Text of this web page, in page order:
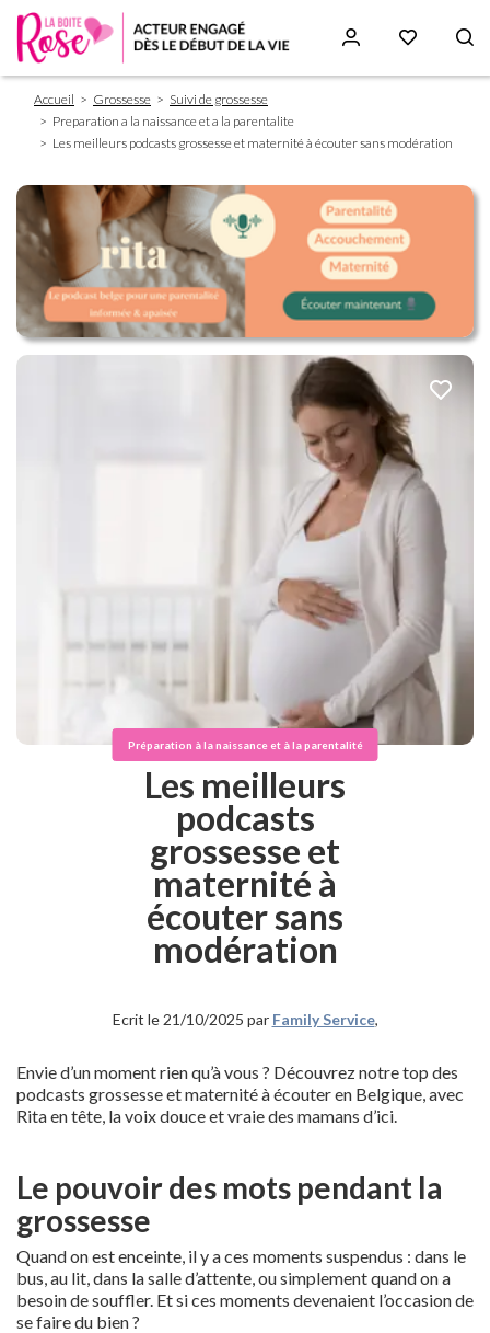
contenu
Fil
d'Ariane
Accueil Grossesse
Suivi de grossesse
Preparation a la naissance et a la parentalite
Les meilleurs podcasts grossesse et maternité à écouter sans modération
Préparation à la naissance et à la parentalité
Les meilleurs
podcasts
grossesse et
maternité à
écouter sans
modération
Ecrit le 21/10/2025 par Family Service,
Envie d’un moment rien qu’à vous ? Découvrez notre top des
podcasts grossesse et maternité à écouter en Belgique, avec
Rita en tête, la voix douce et vraie des mamans d’ici.
Le pouvoir des mots pendant la
grossesse
Quand on est enceinte, il y a ces moments suspendus : dans le
bus, au lit, dans la salle d’attente, ou simplement quand on a
besoin de souffler. Et si ces moments devenaient l’occasion de
se faire du bien ?